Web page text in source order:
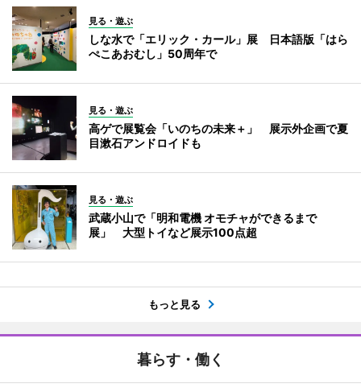
見る・遊ぶ
しな水で「エリック・カール」展 日本語版「はら
ぺこあおむし」50周年で
見る・遊ぶ
高ゲで展覧会「いのちの未来＋」 展示外企画で夏
目漱石アンドロイドも
見る・遊ぶ
武蔵小山で「明和電機 オモチャができるまで
展」 大型トイなど展示100点超
もっと見る
暮らす・働く